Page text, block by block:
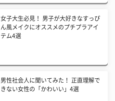
女子大生必見！ 男子が大好きなすっぴ
ん風メイクにオススメのプチプラアイ
テム4選
男性社会人に聞いてみた！ 正直理解で
きない女性の「かわいい」4選